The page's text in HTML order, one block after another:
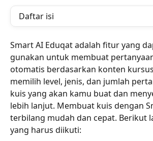
Daftar isi
Smart AI Eduqat adalah fitur yang
gunakan untuk membuat
otomatis berdasarkan konten
memilih level, jenis, dan jumlah
kuis yang akan kamu buat dan
lebih lanjut. Membuat kuis dengan
terbilang mudah dan cepat. Berikut
yang harus diikuti: